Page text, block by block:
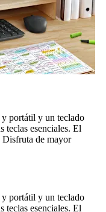
portátil y un teclado
teclas esenciales. El
Disfruta de mayor
portátil y un teclado
teclas esenciales. El